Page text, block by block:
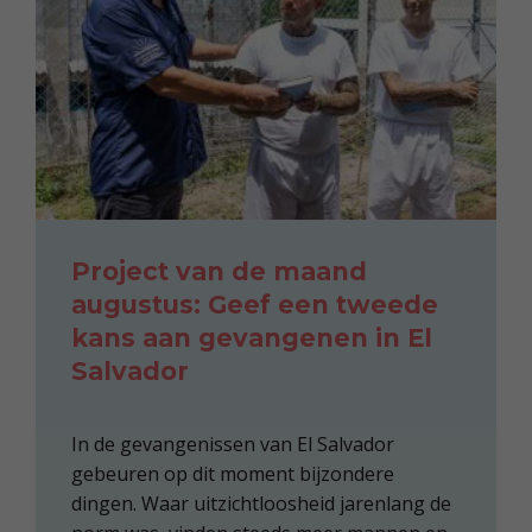
Project van de maand
augustus: Geef een tweede
kans aan gevangenen in El
Salvador
In de gevangenissen van El Salvador
gebeuren op dit moment bijzondere
dingen. Waar uitzichtloosheid jarenlang de